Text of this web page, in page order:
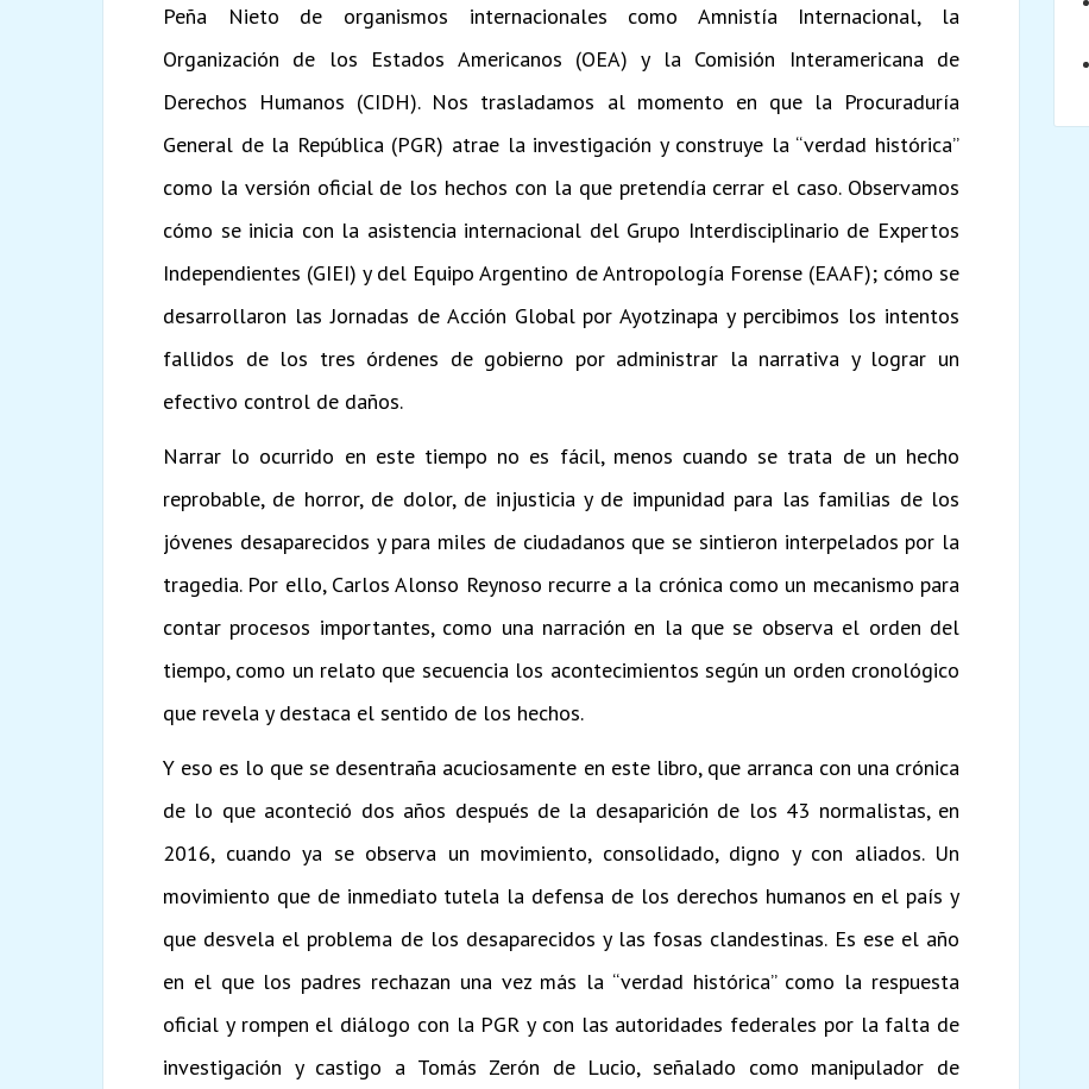
Peña Nieto de organismos internacionales como Amnistía Internacional, la
Organización de los Estados Americanos (OEA) y la Comisión Interamericana de
Derechos Humanos (CIDH). Nos trasladamos al momento en que la Procuraduría
General de la República (PGR) atrae la investigación y construye la “verdad histórica”
como la versión oficial de los hechos con la que pretendía cerrar el caso. Observamos
cómo se inicia con la asistencia internacional del Grupo Interdisciplinario de Expertos
Independientes (GIEI) y del Equipo Argentino de Antropología Forense (EAAF); cómo se
desarrollaron las Jornadas de Acción Global por Ayotzinapa y percibimos los intentos
fallidos de los tres órdenes de gobierno por administrar la narrativa y lograr un
efectivo control de daños.
Narrar lo ocurrido en este tiempo no es fácil, menos cuando se trata de un hecho
reprobable, de horror, de dolor, de injusticia y de impunidad para las familias de los
jóvenes desaparecidos y para miles de ciudadanos que se sintieron interpelados por la
tragedia. Por ello, Carlos Alonso Reynoso recurre a la crónica como un mecanismo para
contar procesos importantes, como una narración en la que se observa el orden del
tiempo, como un relato que secuencia los acontecimientos según un orden cronológico
que revela y destaca el sentido de los hechos.
Y eso es lo que se desentraña acuciosamente en este libro, que arranca con una crónica
de lo que aconteció dos años después de la desaparición de los 43 normalistas, en
2016, cuando ya se observa un movimiento, consolidado, digno y con aliados. Un
movimiento que de inmediato tutela la defensa de los derechos humanos en el país y
que desvela el problema de los desaparecidos y las fosas clandestinas. Es ese el año
en el que los padres rechazan una vez más la “verdad histórica” como la respuesta
oficial y rompen el diálogo con la PGR y con las autoridades federales por la falta de
investigación y castigo a Tomás Zerón de Lucio, señalado como manipulador de